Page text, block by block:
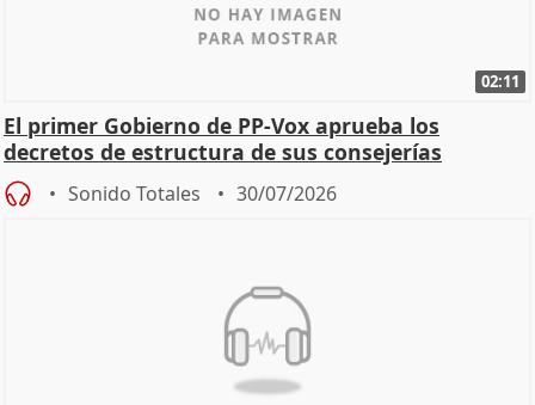
02:11
El primer Gobierno de PP-Vox aprueba los
decretos de estructura de sus consejerías
Sonido Totales 30/07/2026